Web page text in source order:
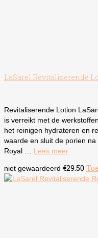
LaSarel Revitaliserende
Revitaliserende Lotion
is verreikt met de
het reinigen hydrateren en
waarde en sluit de porien
Royal … Lees meer
niet gewaardeerd €29.50